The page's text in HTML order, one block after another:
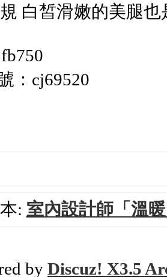
白皙滑嫩的美腿也
：cj69520
: 室內設計師「溫
by Discuz! X3.5